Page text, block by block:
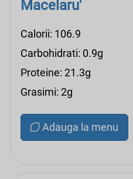
Macelaru'
Calorii: 106.9
Carbohidrati: 0.9g
Proteine: 21.3g
Grasimi: 2g
Adauga la menu